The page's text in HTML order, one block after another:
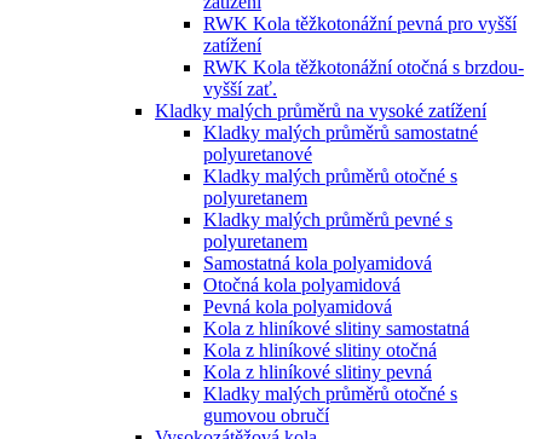
RWK Kola těžkotonážní pevná pro vyšší
zatížení
RWK Kola těžkotonážní otočná s brzdou-
vyšší zať.
Kladky malých průměrů na vysoké zatížení
Kladky malých průměrů samostatné
polyuretanové
Kladky malých průměrů otočné s
polyuretanem
Kladky malých průměrů pevné s
polyuretanem
Samostatná kola polyamidová
Otočná kola polyamidová
Pevná kola polyamidová
Kola z hliníkové slitiny samostatná
Kola z hliníkové slitiny otočná
Kola z hliníkové slitiny pevná
Kladky malých průměrů otočné s
gumovou obručí